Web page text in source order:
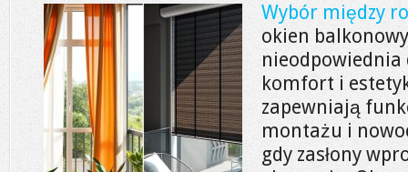
Wybór między
okien
nieodpowiednia
komfort i
zapewniają
montażu i
gdy zasłony